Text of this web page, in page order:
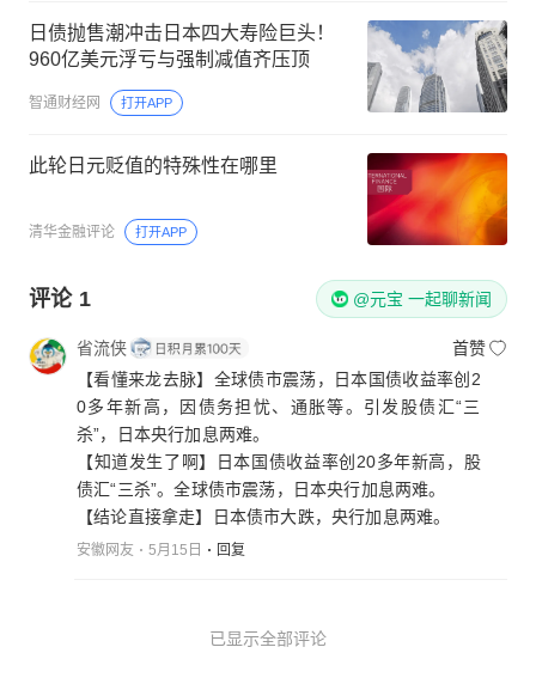
日债抛售潮冲击日本四大寿险巨头！
960亿美元浮亏与强制减值齐压顶
智通财经网 打开APP
此轮日元贬值的特殊性在哪里
清华金融评论 打开APP
评论 1 @元宝 一起聊新闻
省流侠
首赞
【看懂来龙去脉】全球债市震荡，日本国债收益率创2
0多年新高，因债务担忧、通胀等。引发股债汇“三
杀”，日本央行加息两难。
【知道发生了啊】日本国债收益率创20多年新高，股
债汇“三杀”。全球债市震荡，日本央行加息两难。
【结论直接拿走】日本债市大跌，央行加息两难。
安徽网友 5月15日 回复
已显示全部评论